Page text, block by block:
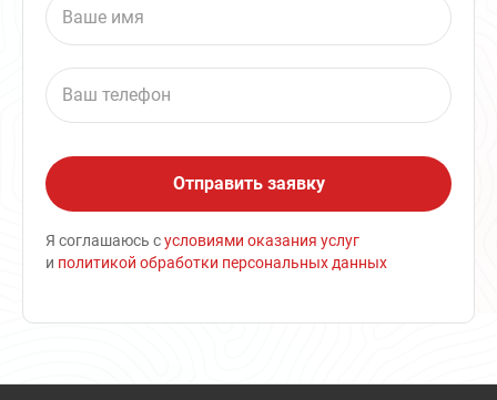
Я соглашаюсь сусловиями оказания услуг
и политикой обработки персональных данных